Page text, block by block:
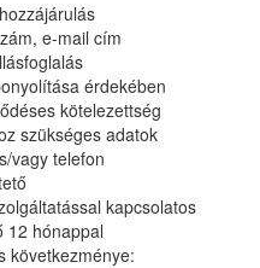
e-mail cím
érdekében
kötelezettség
szükséges adatok
vagy telefon
kapcsolatos
12 hónappal
következménye: